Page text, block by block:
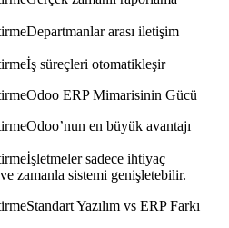
arası iletişim
süreçleri otomatikleşir
ERP Mimarisinin Gücü
en büyük avantajı
sadece ihtiyaç
zamanla sistemi genişletebilir.
Yazılım vs ERP Farkı